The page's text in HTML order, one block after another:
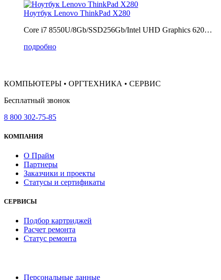
Ноутбук Lenovo ThinkPad X280
Core i7 8550U/8Gb/SSD256Gb/Intel UHD Graphics 620…
подробно
КОМПЬЮТЕРЫ • ОРГТЕХНИКА • СЕРВИС
Бесплатный звонок
8 800 302-75-85
КОМПАНИЯ
О Прайм
Партнеры
Заказчики и проекты
Статусы и сертификаты
СЕРВИСЫ
Подбор картриджей
Расчет ремонта
Статус ремонта
Персональные данные